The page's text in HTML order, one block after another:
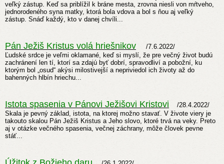
veľký zástup. Keď sa priblížil k bráne mesta, zrovna niesli von mŕtveho,
jednorodeného syna matky, ktorá bola vdova a bol s ňou aj veľký
zástup. Snáď každý, kto v danej chvíli...
Pán Ježiš Kristus volá hriešnikov
/7.6.2022/
Ľudské srdce je veľmi oklamané, keď si myslí, že pre večný život budú
zachránení len tí, ktorí sa zdajú byť dobrí, spravodliví a pobožní, ku
ktorým bol „osud“ akýsi milostivejší a nepriviedol ich životy až do
bahenných hlbín hriechu...
Istota spasenia v Pánovi Ježišovi Kristovi
/28.4.2022/
Skala je pevný základ, istota, na ktorej možno stavať. V živote viery je
takouto skalou Pán Ježiš Kristus a Jeho slovo, ktoré trvá na veky. Preto
aj v otázke večného spasenia, večnej záchrany, môže človek pevne
stáť...